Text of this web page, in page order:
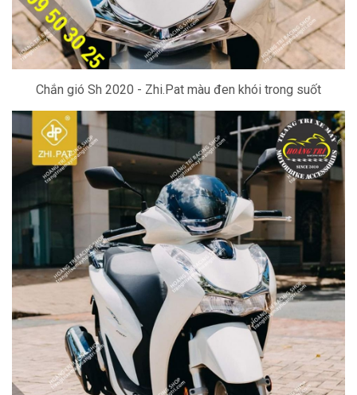
Chắn gió Sh 2020 - Zhi.Pat màu đen khói trong suốt